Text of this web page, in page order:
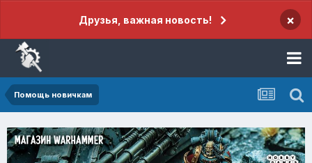
Друзья, важная новость! ×
Помощь новичкам